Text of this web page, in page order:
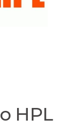
HPL